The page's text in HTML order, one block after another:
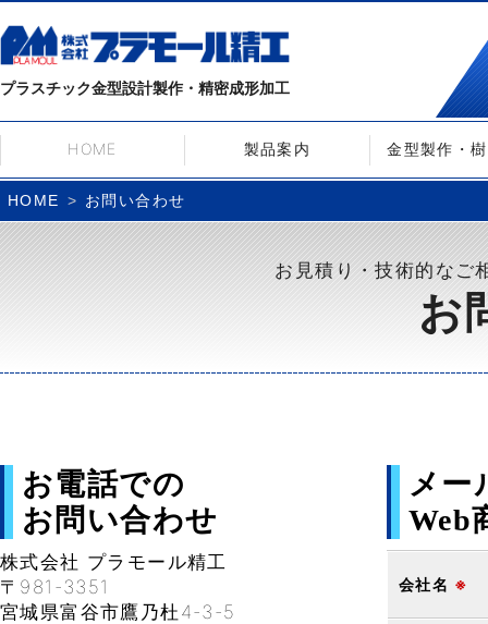
プラスチック金型設計製作・精密成形加工
HOME 製品案内 金型製作・
HOME お問い合わせ
お見積り・技術的なご
お
お電話での
お問い合わせ
株式会社 プラモール精工
〒981-3351
宮城県富谷市鷹乃杜4-3-5
メー
Web
会社名 ※